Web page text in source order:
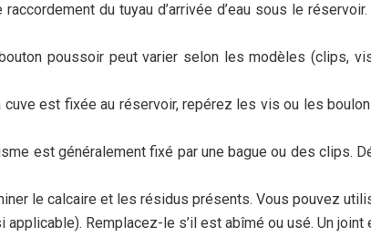
raccordement du tuyau d’arrivée d’eau sous le
poussoir peut varier selon les modèles (clips,
cuve est fixée au réservoir, repérez les vis ou les
est généralement fixé par une bague ou des
le calcaire et les résidus présents. Vous pouvez
applicable). Remplacez-le s’il est abîmé ou usé. Un